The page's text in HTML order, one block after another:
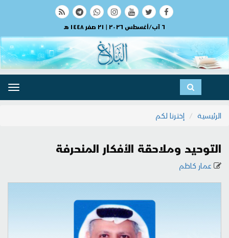
٦ آب/أغسطس ٢٠٢٦ | ٢١ صفر ١٤٤٨ هـ
الرئيسية
إخترنا لكم
التوحيد وملاحقة الأفكار المنحرفة
عمار كاظم